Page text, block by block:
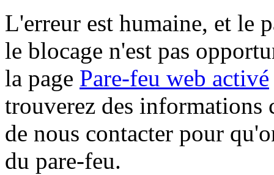
L'erreur est humaine, et le
le blocage n'est pas
la page Pare-feu web activé
trouverez des informations
de nous contacter pour
du pare-feu.